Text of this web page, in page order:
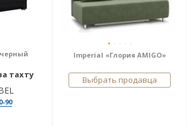
тахту
90
Imperial «Глория AMIGO»
Выбрать продавца